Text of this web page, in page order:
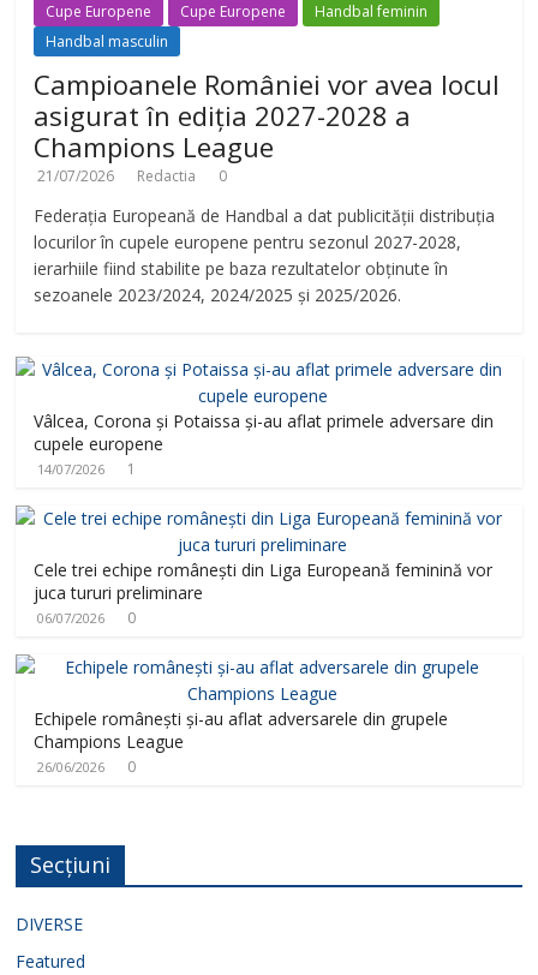
Cupe Europene Cupe Europene
Handbal feminin
Handbal masculin
Campioanele României vor avea locul
asigurat în ediția 2027-2028 a
Champions League
21/07/2026 Redactia 0
Federația Europeană de Handbal a dat publicității distribuția
locurilor în cupele europene pentru sezonul 2027-2028,
ierarhiile fiind stabilite pe baza rezultatelor obținute în
sezoanele 2023/2024, 2024/2025 și 2025/2026.
Vâlcea, Corona și Potaissa și-au aflat primele adversare din
cupele europene
14/07/2026 1
Cele trei echipe românești din Liga Europeană feminină vor
juca tururi preliminare
06/07/2026 0
Echipele românești și-au aflat adversarele din grupele
Champions League
26/06/2026 0
Secțiuni
DIVERSE
Featured